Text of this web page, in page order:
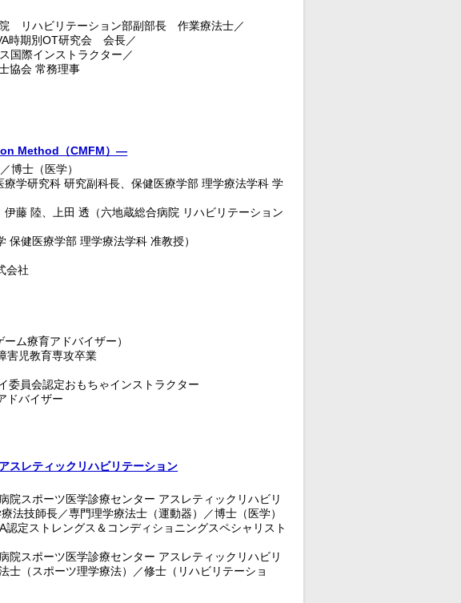
リハビリテーション部副部長 作業療法士／
時期別OT研究会 会長／
際インストラクター／
協会 常務理事
Method（CMFM）―
博士（医学）
療学研究科 研究副科長、保健医療学部 理学療法学科 学
藤 陸、上田 透（六地蔵総合病院 リハビリテーション
保健医療学部 理学療法学科 准教授）
会社
ム療育アドバイザー）
害児教育専攻卒業
委員会認定おもちゃインストラクター
ドバイザー
スレティックリハビリテーション
院スポーツ医学診療センター アスレティックリハビリ
法技師長／専門理学療法士（運動器）／博士（医学）
認定ストレングス＆コンディショニングスペシャリスト
院スポーツ医学診療センター アスレティックリハビリ
士（スポーツ理学療法）／修士（リハビリテーショ